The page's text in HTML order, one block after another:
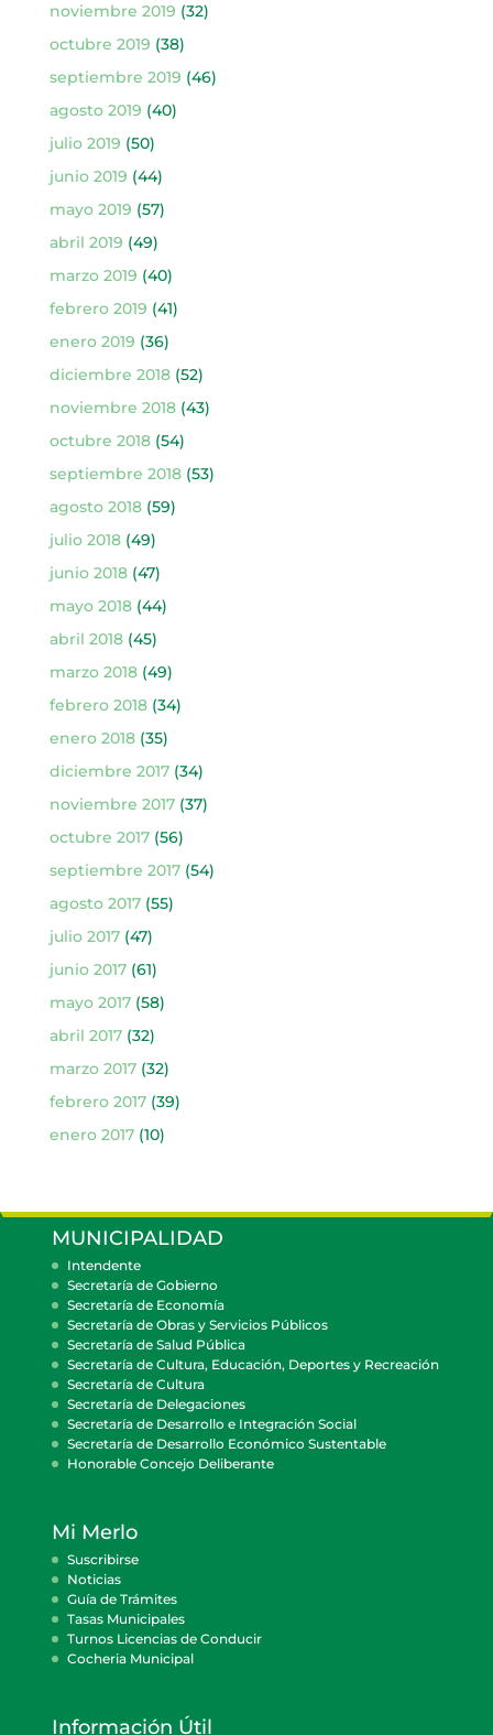
noviembre 2019 (32)
octubre 2019 (38)
septiembre 2019 (46)
agosto 2019 (40)
julio 2019 (50)
junio 2019 (44)
mayo 2019 (57)
abril 2019 (49)
marzo 2019 (40)
febrero 2019 (41)
enero 2019 (36)
diciembre 2018(52)
noviembre 2018(43)
octubre 2018(54)
septiembre 2018(53)
agosto 2018(59)
julio 2018(49)
junio 2018(47)
mayo 2018(44)
abril 2018(45)
marzo 2018(49)
febrero 2018(34)
enero 2018(35)
diciembre 2017(34)
noviembre 2017(37)
octubre 2017(56)
septiembre 2017(54)
agosto 2017(55)
julio 2017(47)
junio 2017(61)
mayo 2017(58)
abril 2017(32)
marzo 2017(32)
febrero 2017(39)
enero 2017(10)
MUNICIPALIDAD
Intendente
Secretaría de Gobierno
Secretaría de Economía
Secretaría de Obras y Servicios Públicos
Secretaría de Salud Pública
Secretaría de Cultura, Educación, Deportes y Recreación
Secretaría de Cultura
Secretaría de Delegaciones
Secretaría de Desarrollo e Integración Social
Secretaría de Desarrollo Económico Sustentable
Honorable Concejo Deliberante
Mi Merlo
Suscribirse
Noticias
Guía de Trámites
Tasas Municipales
Turnos Licencias de Conducir
Cocheria Municipal
Información Útil